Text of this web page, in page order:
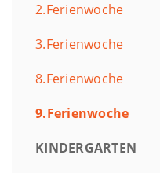
2.Ferienwoche
3.Ferienwoche
8.Ferienwoche
9.Ferienwoche
KINDERGARTEN